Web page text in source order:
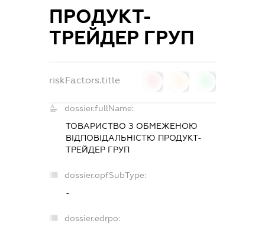
ПРОДУКТ-
ТРЕЙДЕР ГРУП
riskFactors.title
dossier.fullName:
ТОВАРИСТВО З ОБМЕЖЕНОЮ
ВІДПОВІДАЛЬНІСТЮ ПРОДУКТ-
ТРЕЙДЕР ГРУП
dossier.opfSubType:
-
dossier.edrpo: